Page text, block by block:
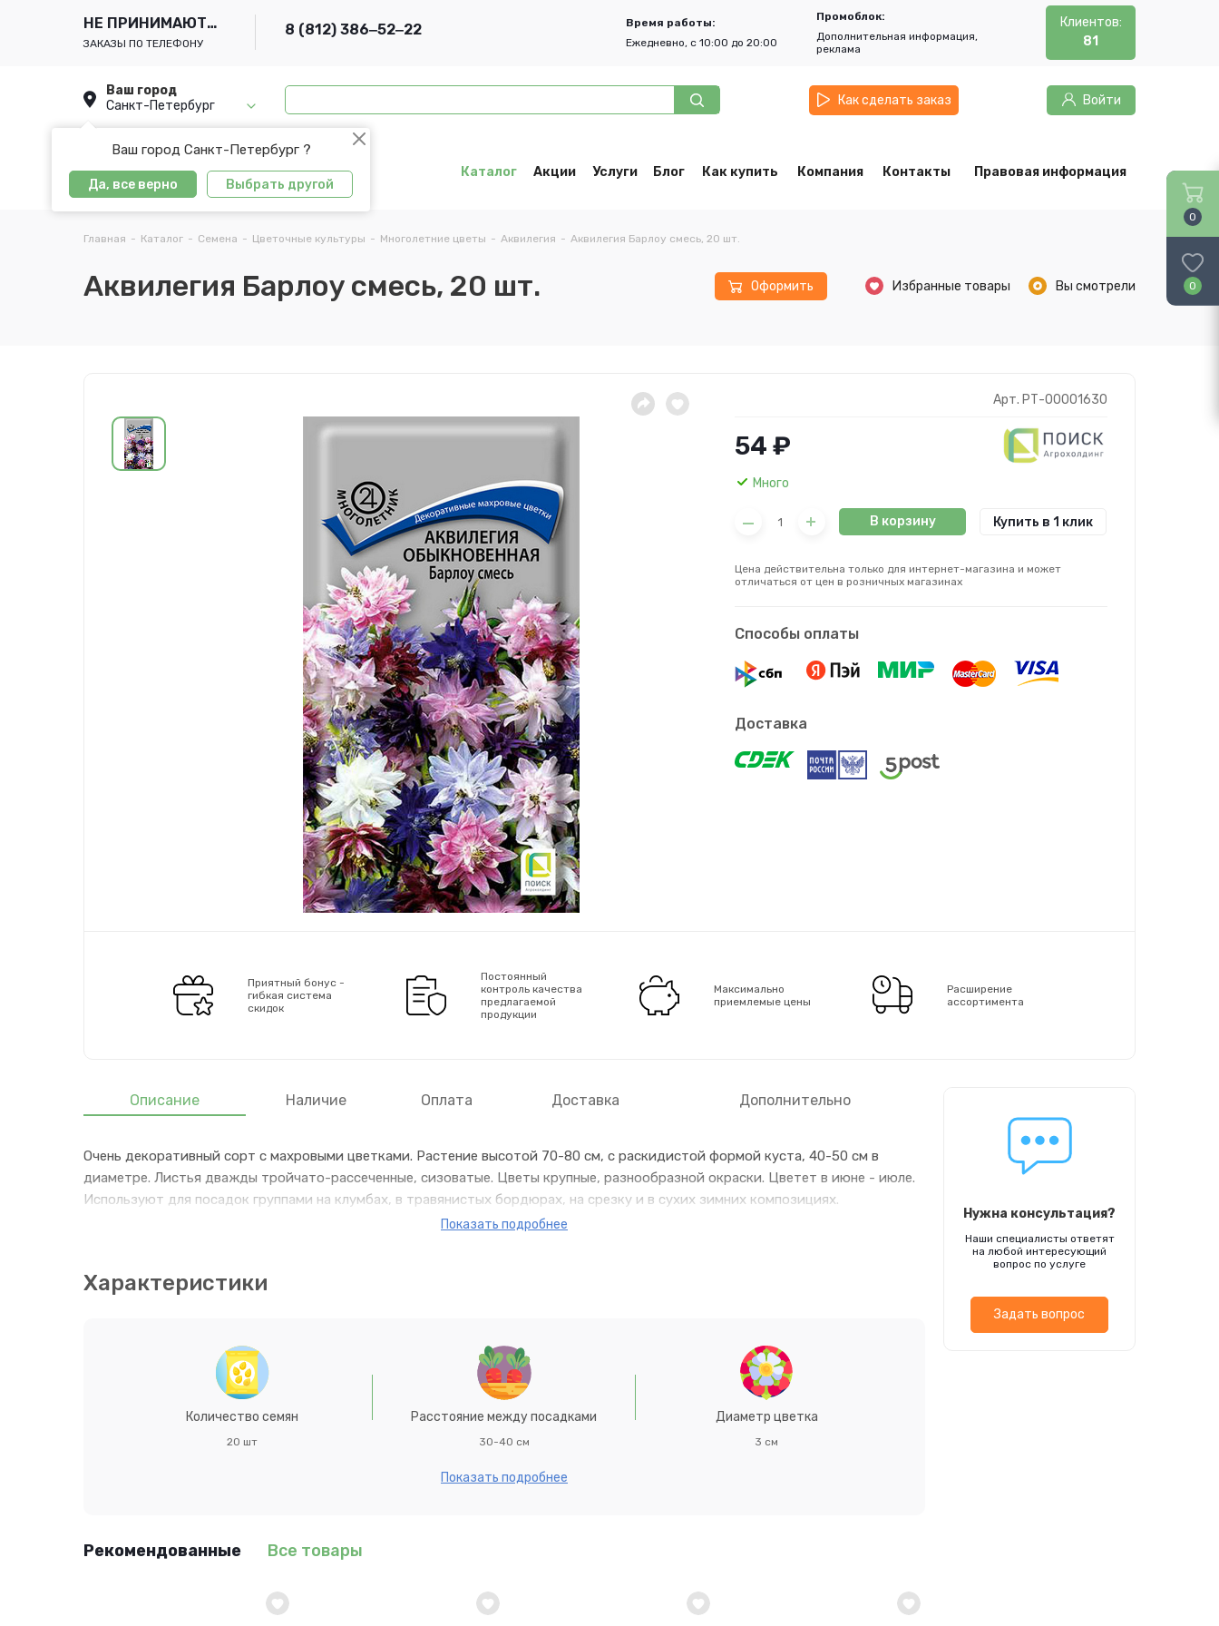
НЕ ПРИНИМАЮТСЯ
ЗАКАЗЫ ПО ТЕЛЕФОНУ
8 (812) 386‒52‒22
Время работы:
Ежедневно, с 10:00 до 20:00
Промоблок:
Дополнительная информация,
реклама
Клиентов:
81
Ваш город
Санкт-Петербург
Ваш город Санкт-Петербург ?
Да, все верно Выбрать другой
Как сделать заказ Войти
Каталог Акции Услуги Блог Как купить Компания Контакты Правовая информация
Главная - Каталог - Семена - Цветочные культуры - Многолетние цветы - Аквилегия - Аквилегия Барлоу смесь, 20 шт.
Аквилегия Барлоу смесь, 20 шт. Оформить Избранные товары Вы смотрели
Арт. РТ-00001630
54 ₽
Много
В корзину Купить в 1 клик
Цена действительна только для интернет-магазина и может
отличаться от цен в розничных магазинах
Способы оплаты
Доставка
Приятный бонус -
гибкая система
скидок
Постоянный
контроль качества
предлагаемой
продукции
Максимально
приемлемые цены
Расширение
ассортимента
Описание Наличие Оплата Доставка Дополнительно
Очень декоративный сорт с махровыми цветками. Растение высотой 70-80 см, с раскидистой формой куста, 40-50 см в
диаметре. Листья дважды тройчато-рассеченные, сизоватые. Цветы крупные, разнообразной окраски. Цветет в июне - июле.
Используют для посадок группами на клумбах, в травянистых бордюрах, на срезку и в сухих зимних композициях.
Нетребовательное растение, но наибольшей декоративности достигает при выращивании в полутенистых местах и на легких,
Показать подробнее
Характеристики
Количество семян
20 шт
Расстояние между посадками
30-40 см
Диаметр цветка
3 см
Показать подробнее
Рекомендованные Все товары
Нужна консультация?
Наши специалисты ответят
на любой интересующий
вопрос по услуге
Задать вопрос
0
0